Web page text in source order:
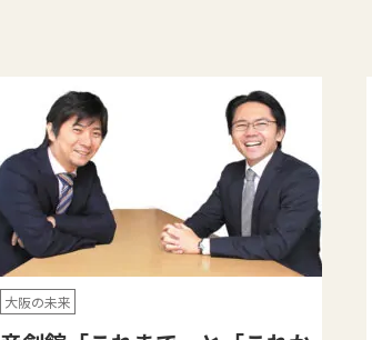
大阪の未来